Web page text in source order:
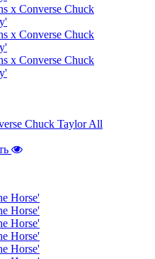
Chuck Taylor All